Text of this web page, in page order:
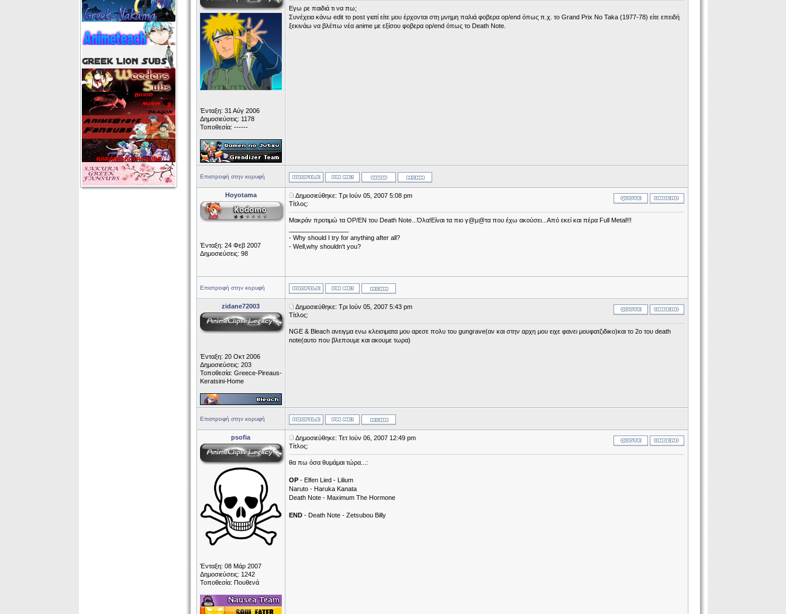
Ένταξη: 31 Αύγ 2006
Δημοσιεύσεις: 1178
Τοποθεσία: ------
Εγω ρε παιδιά τι να πω;
Συνέχεια κάνω edit το post γιατί είτε μου έρχονται στη μνημη παλιά φοβερα op/end όπως π.χ. το Grand Prix No Taka (1977-78) είτε επειδή
ξεκινάω να βλέπω νέα anime με εξίσου φοβερα op/end όπως το Death Note.
Επιστροφή στην κορυφή
Hoyotama
Ένταξη: 24 Φεβ 2007
Δημοσιεύσεις: 98
Δημοσιεύθηκε: Τρι Ιούν 05, 2007 5:08 pm
Τίτλος:
Μακράν προτιμώ τα OP/EN του Death Note...Όλα!Είναι τα πιο γ@μ@τα που έχω ακούσει...Από εκεί και πέρα Full Metal!!!
- Why should I try for anything after all?
- Well,why shouldn't you?
Επιστροφή στην κορυφή
zidane72003
Ένταξη: 20 Οκτ 2006
Δημοσιεύσεις: 203
Τοποθεσία: Greece-Pireaus-
Keratsini-Home
Δημοσιεύθηκε: Τρι Ιούν 05, 2007 5:43 pm
Τίτλος:
NGE & Bleach ανειγμα ενω κλεισιματα μου αρεσε πολυ του gungrave(αν και στην αρχη μου ειχε φανει μουφατζιδικο)και το 2ο του death
note(αυτο που βλεπουμε και ακουμε τωρα)
Επιστροφή στην κορυφή
psofia
Ένταξη: 08 Μάρ 2007
Δημοσιεύσεις: 1242
Τοποθεσία: Πουθενά
Δημοσιεύθηκε: Τετ Ιούν 06, 2007 12:49 pm
Τίτλος:
θα πω όσα θυμάμαι τώρα...:
ΟP- Elfen Lied - Lilium
Naruto - Haruka Kanata
Death Note - Maximum The Hormone
END- Death Note - Zetsubou Billy